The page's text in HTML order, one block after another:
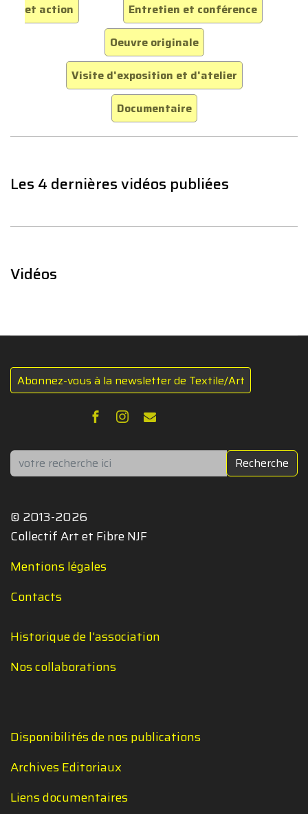
et action
Entretien et conférence
Oeuvre originale
Visite d'exposition et d'atelier
Documentaire
Les 4 dernières vidéos publiées
Vidéos
Abonnez-vous à la newsletter de Textile/Art
Rechercher Recherche
© 2013-2026
Collectif Art et Fibre NJF
Mentions légales
Contacts
Historique de l'association
Nos collaborations
Disponibilités de nos publications
Archives Editoriaux
Liens documentaires